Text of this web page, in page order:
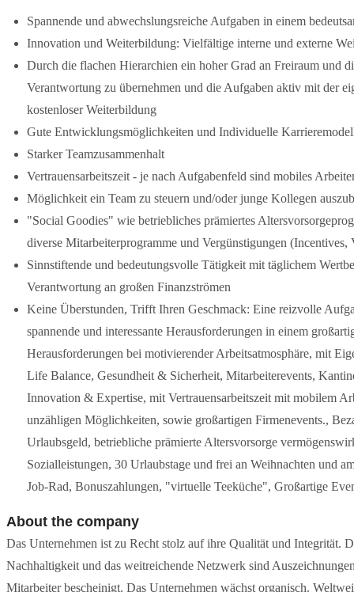
Spannende und abwechslungsreiche Aufgaben in einem
Innovation und Weiterbildung: Vielfältige interne und externe
Durch die flachen Hierarchien ein hoher Grad an Freiraum und
Verantwortung zu übernehmen und die Aufgaben aktiv mit der
kostenloser Weiterbildung
Gute Entwicklungsmöglichkeiten und Individuelle
Starker Teamzusammenhalt
Vertrauensarbeitszeit - je nach Aufgabenfeld sind mobiles
Möglichkeit ein Team zu steuern und/oder junge Kollegen
"Social Goodies" wie betriebliches prämiertes
diverse Mitarbeiterprogramme und Vergünstigungen (Incentives,
Sinnstiftende und bedeutungsvolle Tätigkeit mit täglichem
Verantwortung an großen Finanzströmen
Keine Überstunden, Trifft Ihren Geschmack: Eine reizvolle
spannende und interessante Herausforderungen in einem
Herausforderungen bei motivierender Arbeitsatmosphäre, mit
Life Balance, Gesundheit & Sicherheit, Mitarbeiterevents,
Innovation & Expertise, mit Vertrauensarbeitszeit mit mobilem
unzähligen Möglichkeiten, sowie großartigen Firmenevents.,
Urlaubsgeld, betriebliche prämierte Altersvorsorge
Sozialleistungen, 30 Urlaubstage und frei an Weihnachten und
Job-Rad, Bonuszahlungen, "virtuelle Teeküche", Großartige
About the company
Das Unternehmen ist zu Recht stolz auf ihre Qualität und Integrität.
Nachhaltigkeit und das weitreichende Netzwerk sind
Mitarbeiter bescheinigt. Das Unternehmen wächst organisch.